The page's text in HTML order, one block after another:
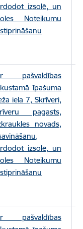
izsolē, un
Noteikumu
pašvaldības
īpašuma
iela 7, Skrīveri,
pagasts,
novads,
izsolē, un
Noteikumu
pašvaldības